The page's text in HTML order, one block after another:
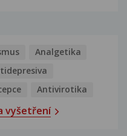
Analgetika
Antivirotika
vyšetření